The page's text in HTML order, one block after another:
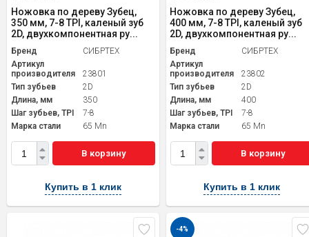
Ножовка по дереву Зубец,
350 мм, 7-8 TPI, каленый зуб
2D, двухкомпонентная ру...
Бренд
СИБРТЕХ
Артикул
производителя
23801
Тип зубьев
2D
Длина, мм
350
Шаг зубьев, TPI
7-8
Марка стали
65 Mn
В корзину
Купить в 1 клик
Ножовка по дереву Зубец,
400 мм, 7-8 TPI, каленый зуб
2D, двухкомпонентная ру...
Бренд
СИБРТЕХ
Артикул
производителя
23802
Тип зубьев
2D
Длина, мм
400
Шаг зубьев, TPI
7-8
Марка стали
65 Mn
В корзину
Купить в 1 клик
-4%